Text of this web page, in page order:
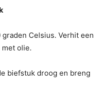
Celsius. Verhit een
olie.
biefstuk droog en breng